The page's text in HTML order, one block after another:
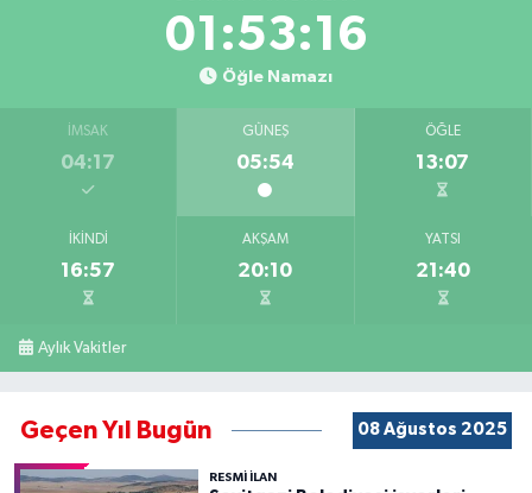
01:53:15
Öğle Namazı
İMSAK
04:17
GÜNEŞ
05:54
ÖĞLE
13:07
İKINDI
16:57
AKŞAM
20:10
YATSI
21:40
Aylık Vakitler
Geçen Yıl Bugün 08 Ağustos 2025
RESMİ İLAN